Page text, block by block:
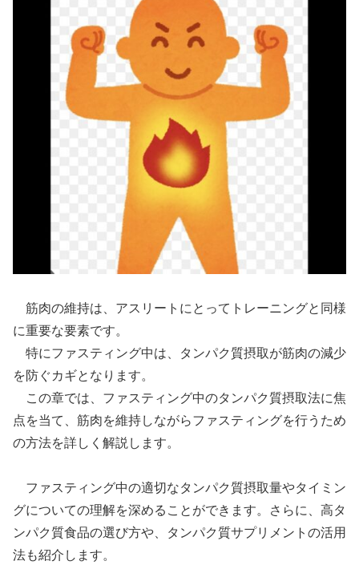
筋肉の維持は、アスリートにとってトレーニングと同様
に重要な要素です。
特にファスティング中は、タンパク質摂取が筋肉の減少
を防ぐカギとなります。
この章では、ファスティング中のタンパク質摂取法に焦
点を当て、筋肉を維持しながらファスティングを行うため
の方法を詳しく解説します。
ファスティング中の適切なタンパク質摂取量やタイミン
グについての理解を深めることができます。さらに、高タ
ンパク質食品の選び方や、タンパク質サプリメントの活用
法も紹介します。